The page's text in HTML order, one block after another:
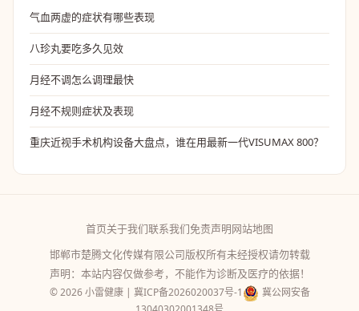
气血两虚的症状有哪些表现
八珍丸要吃多久见效
月经不调怎么调理最快
月经不规则症状及表现
重庆近视手术机构设备大盘点，谁在用最新一代VISUMAX 800？
首页关于我们联系我们免责声明网站地图
邯郸市楚腾文化传媒有限公司版权所有未经授权请勿转载
声明：本站内容仅做参考，不能作为诊断及医疗的依据！
© 2026 小雷健康 | 冀ICP备2026020037号-1
冀公网安备